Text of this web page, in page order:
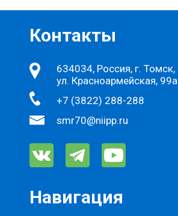
634034, Россия, г. Томск,
ул. Красноармейская, 99а
+7 (3822) 288-288
smr70@niipp.ru
Контакты
Навигация